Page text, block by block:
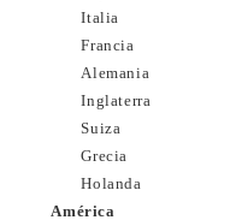
Italia
Francia
Alemania
Inglaterra
Suiza
Grecia
Holanda
América